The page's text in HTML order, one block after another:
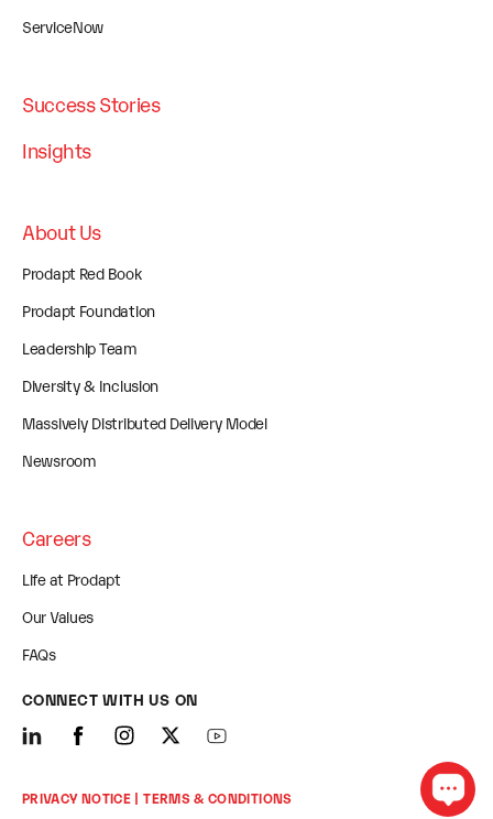
ServiceNow
Success Stories
Insights
About Us
Prodapt Red Book
Prodapt Foundation
Leadership Team
Diversity & Inclusion
Massively Distributed Delivery Model
Newsroom
Careers
Life at Prodapt
Our Values
FAQs
CONNECT WITH US ON
PRIVACY NOTICE | TERMS & CONDITIONS